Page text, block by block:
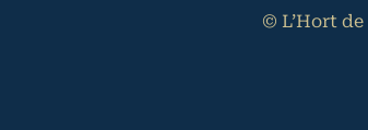
© L’Hort